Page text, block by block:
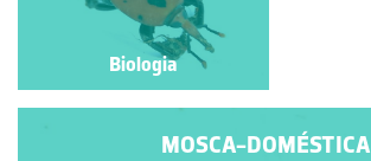
Biologia
Biologia
MOSCA-DOMÉSTICA